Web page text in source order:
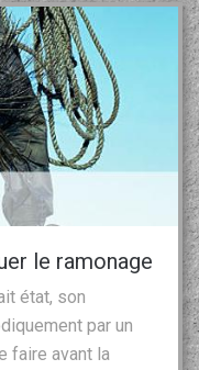
le ramonage
état, son
par un
faire avant la